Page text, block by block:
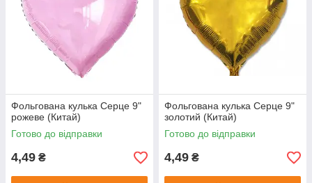
Фольгована кулька Серце 9"
рожеве (Китай)
Готово до відправки
4,49 ₴
Фольгована кулька Серце 9"
золотий (Китай)
Готово до відправки
4,49 ₴